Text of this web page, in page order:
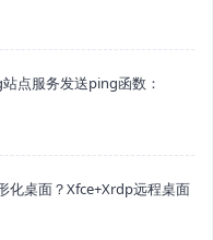
点服务发送ping函数：
化桌面？Xfce+Xrdp远程桌面